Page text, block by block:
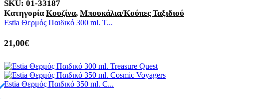
SKU: 01-33187
ΚατηγορίαΚουζίνα, Μπουκάλια/Κούπες Ταξιδιού
Estia Θερμός Παιδικό 300 ml. T...
21,00€
Estia Θερμός Παιδικό 350 ml. C...